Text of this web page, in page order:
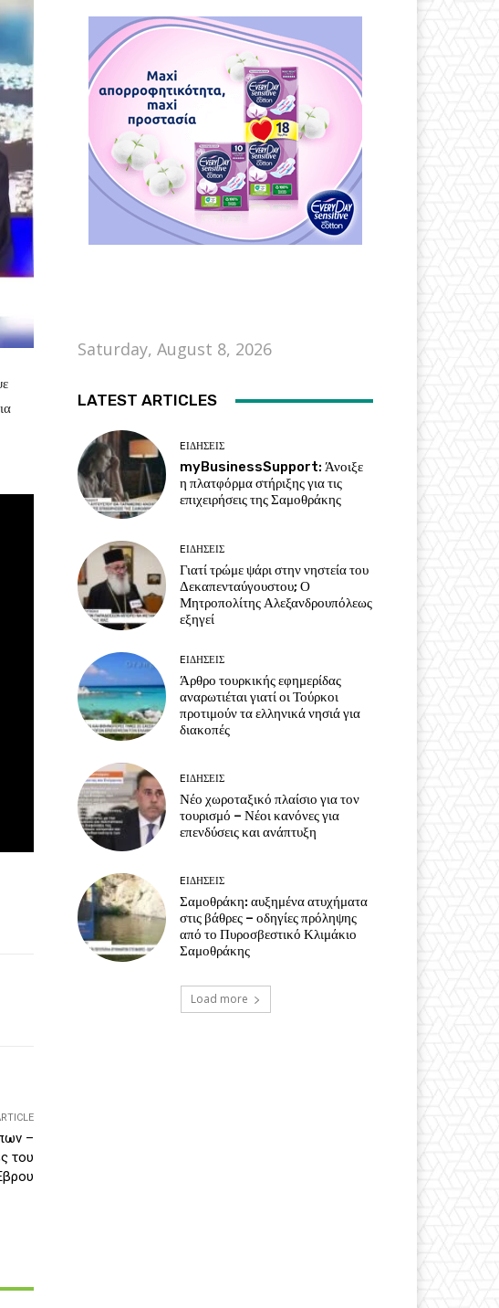
–
του
Saturday, August 8, 2026
LATEST ARTICLES
EΙΔΗΣΕΙΣ
myBusinessSupport: Άνοιξε
η πλατφόρμα στήριξης για τις
επιχειρήσεις της Σαμοθράκης
EΙΔΗΣΕΙΣ
Γιατί τρώμε ψάρι στην νηστεία του
Δεκαπενταύγουστου; Ο
Μητροπολίτης Αλεξανδρουπόλεως
εξηγεί
EΙΔΗΣΕΙΣ
Άρθρο τουρκικής εφημερίδας
αναρωτιέται γιατί οι Τούρκοι
προτιμούν τα ελληνικά νησιά για
διακοπές
EΙΔΗΣΕΙΣ
Νέο χωροταξικό πλαίσιο για τον
τουρισμό – Νέοι κανόνες για
επενδύσεις και ανάπτυξη
EΙΔΗΣΕΙΣ
Σαμοθράκη: αυξημένα ατυχήματα
στις βάθρες – οδηγίες πρόληψης
από το Πυροσβεστικό Κλιμάκιο
Σαμοθράκης
Load more